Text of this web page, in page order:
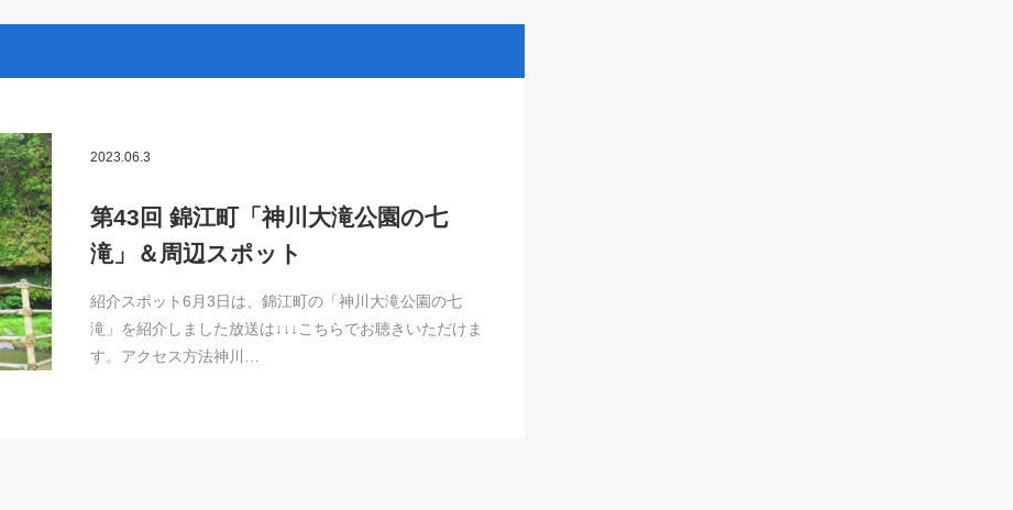
2023.06.3
第43回 錦江町「神川大滝公園の七
滝」＆周辺スポット
紹介スポット6月3日は、錦江町の「神川大滝公園の七
滝」を紹介しました放送は↓↓↓こちらでお聴きいただけま
す。アクセス方法神川…